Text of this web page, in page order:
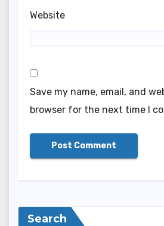
Website
Save my name, email, and
browser for the next time I
Search